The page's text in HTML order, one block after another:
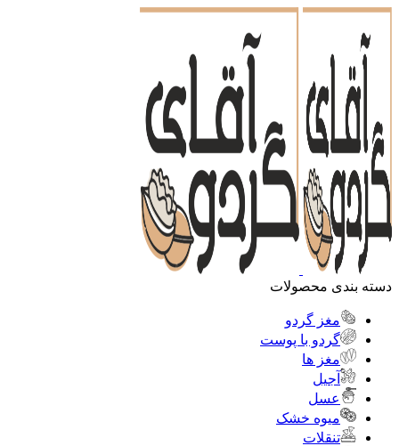
دسته بندی محصولات
مغز گردو
گردو با پوست
مغز ها
آجیل
عسل
میوه خشک
تنقلات